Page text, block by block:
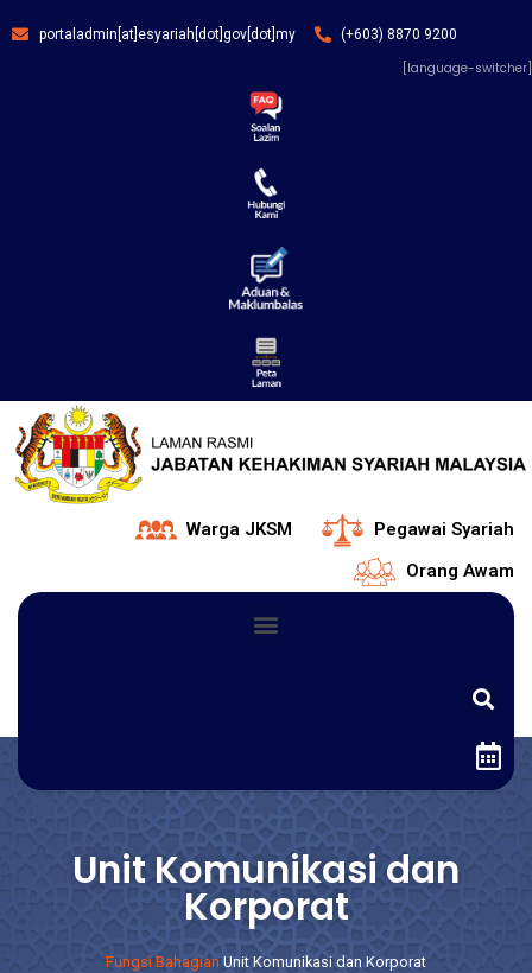
portaladmin[at]esyariah[dot]gov[dot]my (+603) 8870 9200
[language-switcher]
Warga JKSM
Pegawai Syariah
Orang Awam
Unit Komunikasi dan
Korporat
Fungsi Bahagian Unit Komunikasi dan Korporat